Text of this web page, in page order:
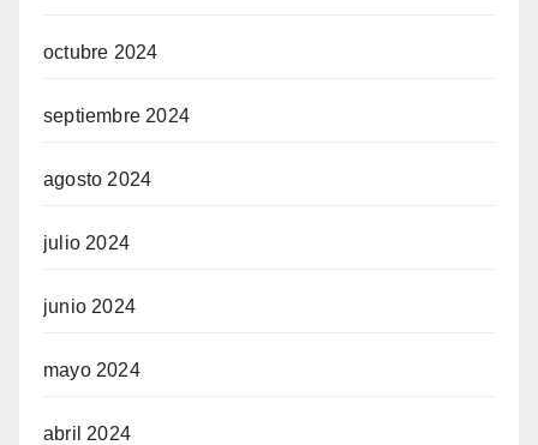
octubre 2024
septiembre 2024
agosto 2024
julio 2024
junio 2024
mayo 2024
abril 2024